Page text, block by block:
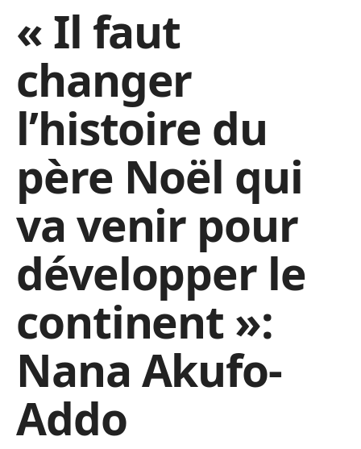
« Il faut
changer
l’histoire du
père Noël qui
va venir pour
développer le
continent »:
Nana Akufo-
Addo